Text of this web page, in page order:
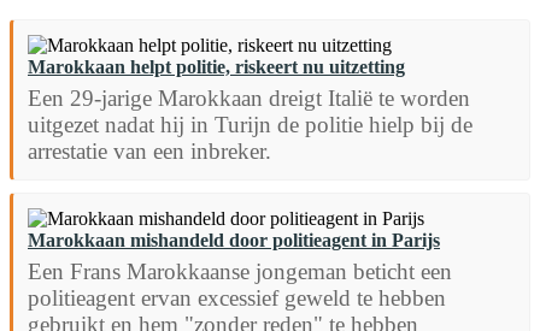
Marokkaan helpt politie, riskeert nu uitzetting
Een 29-jarige Marokkaan dreigt Italië te worden
uitgezet nadat hij in Turijn de politie hielp bij de
arrestatie van een inbreker.
Marokkaan mishandeld door politieagent in Parijs
Een Frans Marokkaanse jongeman beticht een
politieagent ervan excessief geweld te hebben
gebruikt en hem "zonder reden" te hebben